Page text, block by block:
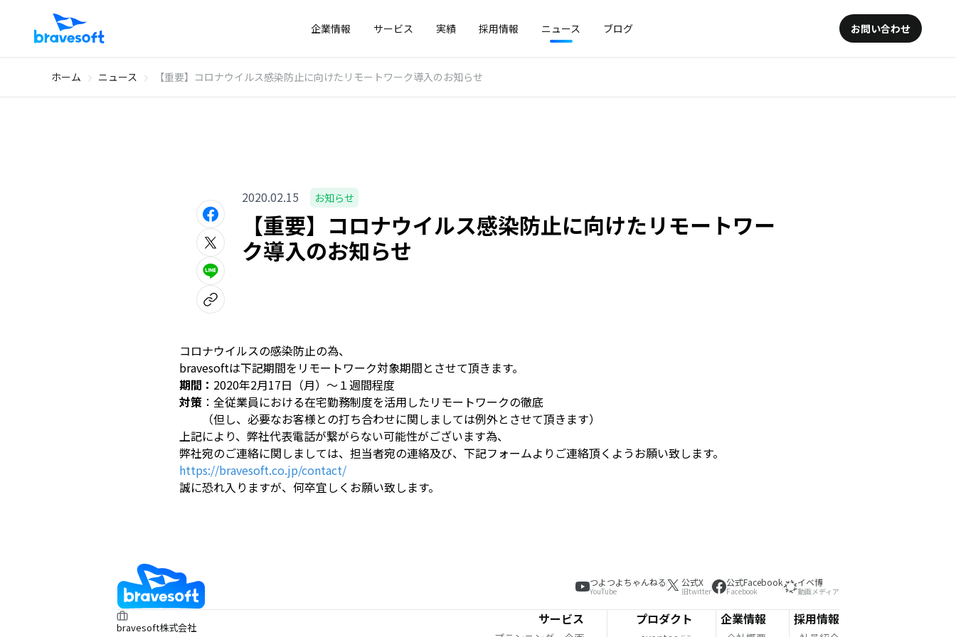
企業情報 サービス 実績 採用情報 ニュース ブログ お問い合わせ
ホーム ニュース 【重要】コロナウイルス感染防止に向けたリモートワーク導入のお知らせ
2020.02.15 お知らせ
【重要】コロナウイルス感染防止に向けたリモートワー
ク導入のお知らせ
コロナウイルスの感染防止の為、
bravesoftは下記期間をリモートワーク対象期間とさせて頂きます。
期間： 2020年2月17日（月）〜１週間程度
対策 ：全従業員における在宅勤務制度を活用したリモートワークの徹底
（但し、必要なお客様との打ち合わせに関しましては例外とさせて頂きます）
上記により、弊社代表電話が繋がらない可能性がございます為、
弊社宛のご連絡に関しましては、担当者宛の連絡及び、下記フォームよりご連絡頂くようお願い致します。
https://bravesoft.co.jp/contact/
誠に恐れ入りますが、何卒宜しくお願い致します。
つよつよちゃんねる
YouTube
公式X
旧twitter
公式Facebook
Facebook
イベ博
動画メディア
bravesoft株式会社
サービス プロダクト 企業情報 採用情報